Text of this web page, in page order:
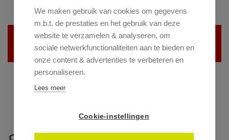
Helaas, dit pand is verhuurd
We maken gebruik van cookies om gegevens
m.b.t. de prestaties en het gebruik van deze
website te verzamelen & analyseren, om
sociale netwerkfunctionaliteiten aan te bieden en
onze content & advertenties te verbeteren en
personaliseren.
Lees meer
Cookie-instellingen